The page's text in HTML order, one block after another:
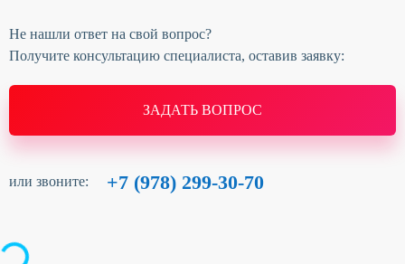
Не нашли ответ на свой вопрос?
Получите консультацию специалиста, оставив заявку:
ЗАДАТЬ ВОПРОС
или звоните: +7 (978) 299-30-70